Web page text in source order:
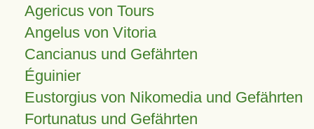
Agericus von Tours
Angelus von Vitoria
Cancianus und Gefährten
Éguinier
Eustorgius von Nikomedia und Gefährten
Fortunatus und Gefährten